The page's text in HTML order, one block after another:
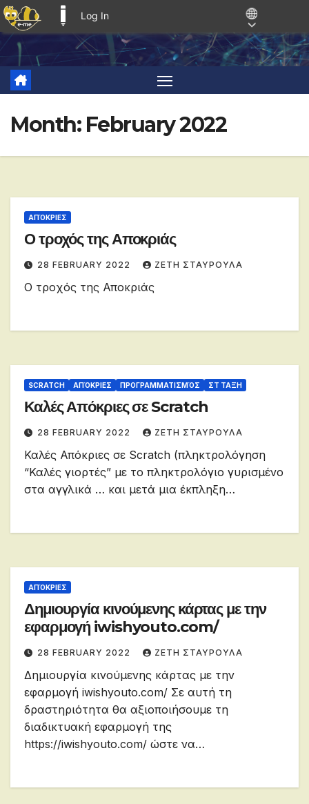
Log In
Skip
content
Month: February 2022
ΑΠΌΚΡΙΕΣ
Ο τροχός της Αποκριάς
28 FEBRUARY 2022 ΖΕΤΗ ΣΤΑΥΡΟΥΛΑ
Ο τροχός της Αποκριάς
SCRATCH ΑΠΌΚΡΙΕΣ ΠΡΟΓΡΑΜΜΑΤΙΣΜΌΣ ΣΤ ΤΑΞΗ
Καλές Απόκριες σε Scratch
28 FEBRUARY 2022 ΖΕΤΗ ΣΤΑΥΡΟΥΛΑ
Καλές Απόκριες σε Scratch (πληκτρολόγηση
“Καλές γιορτές” με το πληκτρολόγιο γυρισμένο
στα αγγλικά … και μετά μια έκπληξη…
ΑΠΌΚΡΙΕΣ
Δημιουργία κινούμενης κάρτας με την
εφαρμογή iwishyouto.com/
28 FEBRUARY 2022 ΖΕΤΗ ΣΤΑΥΡΟΥΛΑ
Δημιουργία κινούμενης κάρτας με την
εφαρμογή iwishyouto.com/ Σε αυτή τη
δραστηριότητα θα αξιοποιήσουμε τη
διαδικτυακή εφαρμογή της
https://iwishyouto.com/ ώστε να…